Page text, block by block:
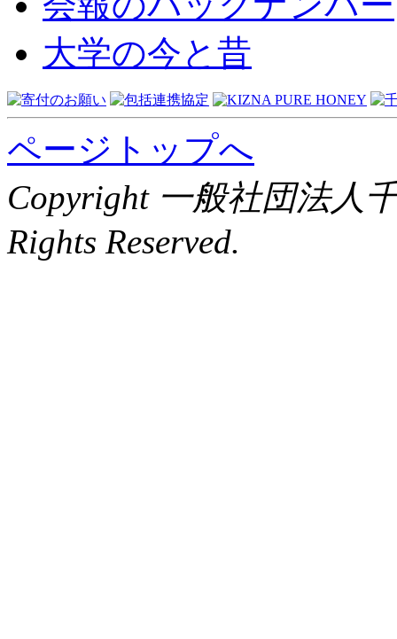
大学の今と昔
ページトップへ
Copyright 一般社団法人
Rights Reserved.